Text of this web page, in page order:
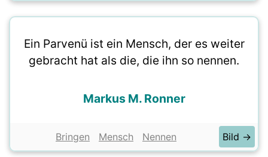
Ein Parvenü ist ein Mensch, der es weiter
gebracht hat als die, die ihn so nennen.
Markus M. Ronner
Bringen Mensch Nennen Bild →